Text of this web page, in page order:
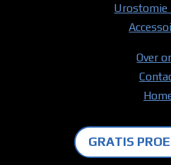
Urostomie
Over
GRATIS